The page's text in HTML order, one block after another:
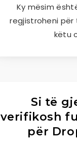
Ky mësim
regjistroheni për
këtu
Si të
verifikosh
për